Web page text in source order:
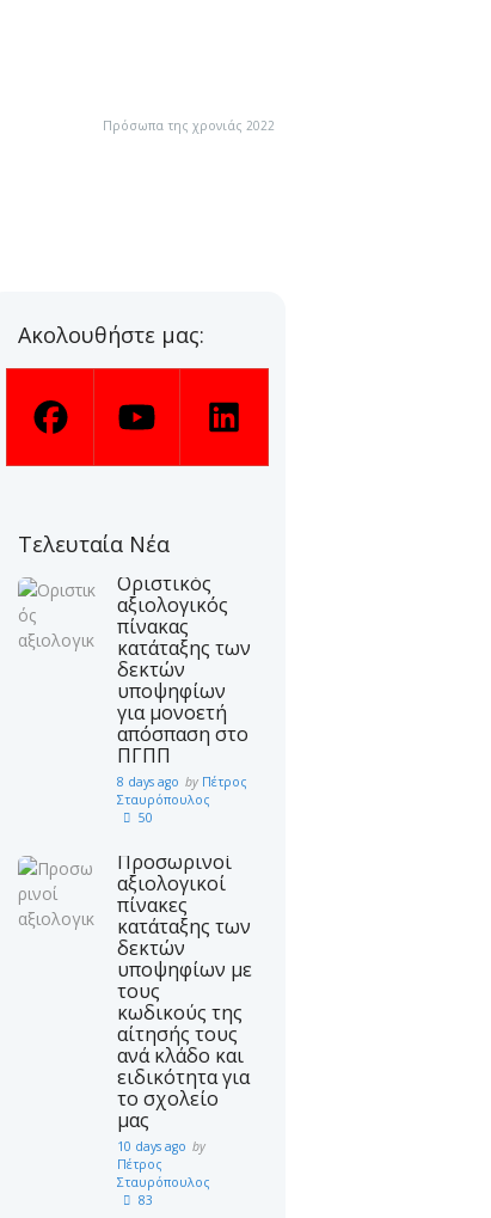
Πρόσωπα της χρονιάς 2022
Διάκριση για τον όμιλο STEM
και εκπαιδευτικής ρομποτικής
Ακολουθήστε μας:
Τελευταία Νέα
Οριστικός
αξιολογικός
πίνακας
κατάταξης των
δεκτών
υποψηφίων
για μονοετή
απόσπαση στο
ΠΓΠΠ
8 days ago by Πέτρος
Σταυρόπουλος
50
Προσωρινοί
αξιολογικοί
πίνακες
κατάταξης των
δεκτών
υποψηφίων με
τους
κωδικούς της
αίτησής τους
ανά κλάδο και
ειδικότητα για
το σχολείο
μας
10 days ago by
Πέτρος
Σταυρόπουλος
83